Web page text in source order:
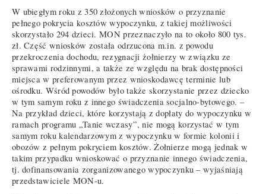
W ubiegłym roku z 350 złożonych wniosków o przyznanie
pełnego pokrycia kosztów wypoczynku, z takiej możliwości
skorzystało 294 dzieci. MON przeznaczyło na to około 800 tys.
zł. Część wniosków została odrzucona m.in. z powodu
przekroczenia dochodu, rezygnacji żołnierzy w związku ze
sprawami rodzinnymi, a także ze względu na brak dostępności
miejsca w preferowanym przez wnioskodawcę terminie lub
ośrodku. Wśród powodów było także skorzystanie przez dziecko
w tym samym roku z innego świadczenia socjalno-bytowego. –
Na przykład dzieci, które korzystają z dopłaty do wypoczynku w
ramach programu „Tanie wczasy”, nie mogą korzystać w tym
samym roku kalendarzowym z wypoczynku w formie kolonii i
obozów z pełnym pokryciem kosztów. Żołnierze mogą jednak w
takim przypadku wnioskować o przyznanie innego świadczenia,
tj. dofinansowania zorganizowanego wypoczynku – wyjaśniają
przedstawiciele MON-u.